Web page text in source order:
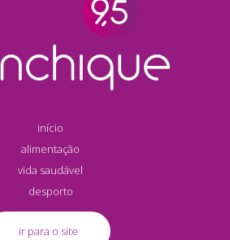
início
alimentação
vida saudável
desporto
ir para o site